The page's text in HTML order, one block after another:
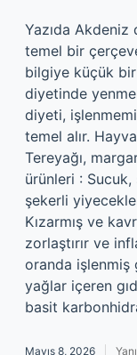
Yazıda Akdeniz
temel bir
bilgiye küçük
diyetinde
diyeti,
temel alır.
Tereyağı,
ürünleri :
şekerli
Kızarmış ve
zorlaştırır ve
oranda işlenmiş
yağlar içeren
basit
Mayıs 8, 2026